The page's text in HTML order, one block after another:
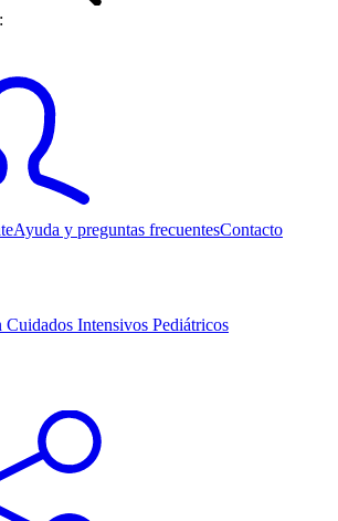
Ayuda y preguntas frecuentesContacto
Intensivos Pediátricos